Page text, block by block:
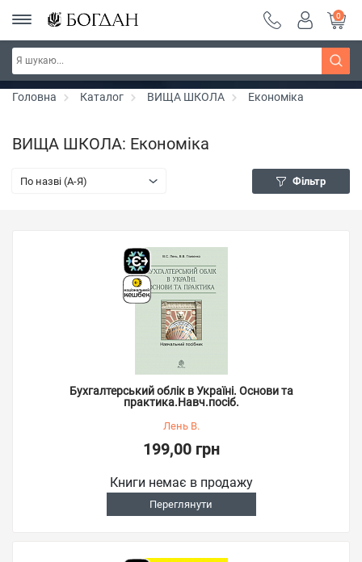
РОЗПРОДАЖ ~ 150 грн ~ 200 грн ~ 250 грн ~
300 грн ~ РОЗПРОДАЖ
Дізнатись більше
0
Головна Каталог ВИЩА ШКОЛА Економіка
ВИЩА ШКОЛА: Економіка
По назві (A-Я) Фільтр
Бухгалтерський облік в Україні. Основи та
практика.Навч.посіб.
Лень В.
199,00 грн
Книги немає в продажу
Переглянути